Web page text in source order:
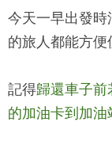
今天一早出發
的旅人都能方便
記得歸還車子
的加油卡到加油